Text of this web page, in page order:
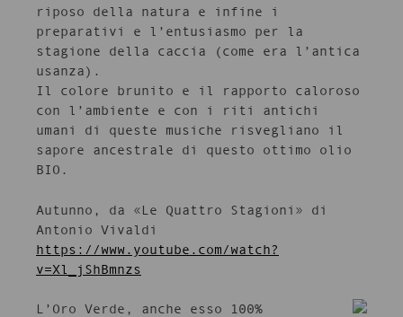
riposo della natura e infine i
preparativi e l’entusiasmo per la
stagione della caccia (come era l’antica
usanza).
Il colore brunito e il rapporto caloroso
con l’ambiente e con i riti antichi
umani di queste musiche risvegliano il
sapore ancestrale di questo ottimo olio
BIO.
Autunno, da «Le Quattro Stagioni» di
Antonio Vivaldi
https://www.youtube.com/watch?
v=Xl_jShBmnzs
L’Oro Verde, anche esso 100%